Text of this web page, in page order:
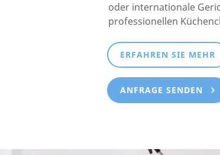
oder internationale
professionellen
ERFAHREN SIE MEHR
ANFRAGE SENDEN